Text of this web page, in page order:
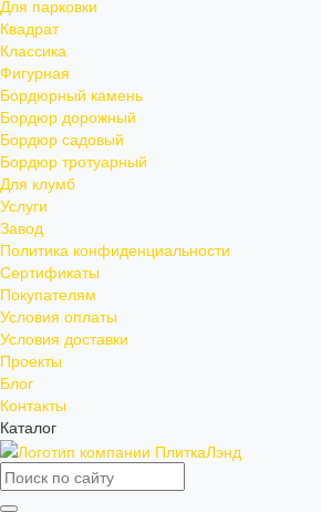
Для парковки
Квадрат
Классика
Фигурная
Бордюрный камень
Бордюр дорожный
Бордюр садовый
Бордюр тротуарный
Для клумб
Услуги
Завод
Политика конфиденциальности
Сертификаты
Покупателям
Условия оплаты
Условия доставки
Проекты
Блог
Контакты
Каталог